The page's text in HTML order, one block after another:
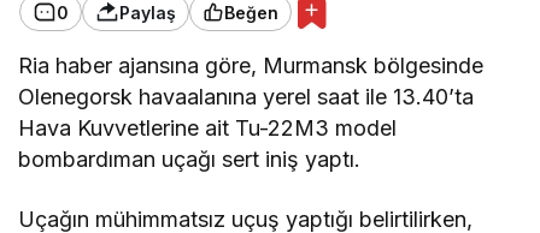
0 Paylaş Beğen
Ria haber ajansına göre, Murmansk bölgesinde
Olenegorsk havaalanına yerel saat ile 13.40’ta
Hava Kuvvetlerine ait Tu-22M3 model
bombardıman uçağı sert iniş yaptı.
Uçağın mühimmatsız uçuş yaptığı belirtilirken,